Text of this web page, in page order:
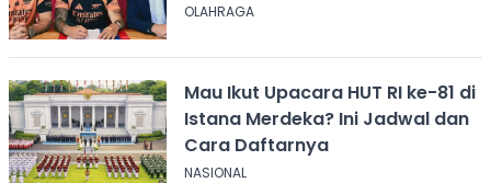
OLAHRAGA
Mau Ikut Upacara HUT RI ke-81 di
Istana Merdeka? Ini Jadwal dan
Cara Daftarnya
NASIONAL